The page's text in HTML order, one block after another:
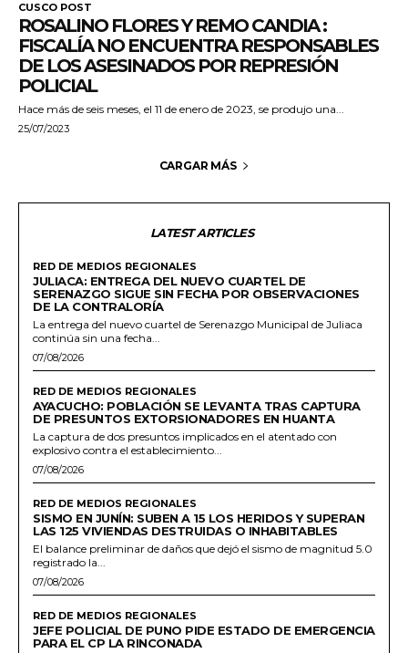
CUSCO POST
ROSALINO FLORES Y REMO CANDIA :
FISCALÍA NO ENCUENTRA RESPONSABLES
DE LOS ASESINADOS POR REPRESIÓN
POLICIAL
Hace más de seis meses, el 11 de enero de 2023, se produjo una...
25/07/2023
CARGAR MÁS
LATEST ARTICLES
RED DE MEDIOS REGIONALES
JULIACA: ENTREGA DEL NUEVO CUARTEL DE
SERENAZGO SIGUE SIN FECHA POR OBSERVACIONES
DE LA CONTRALORÍA
La entrega del nuevo cuartel de Serenazgo Municipal de Juliaca
continúa sin una fecha...
07/08/2026
RED DE MEDIOS REGIONALES
AYACUCHO: POBLACIÓN SE LEVANTA TRAS CAPTURA
DE PRESUNTOS EXTORSIONADORES EN HUANTA
La captura de dos presuntos implicados en el atentado con
explosivo contra el establecimiento...
07/08/2026
RED DE MEDIOS REGIONALES
SISMO EN JUNÍN: SUBEN A 15 LOS HERIDOS Y SUPERAN
LAS 125 VIVIENDAS DESTRUIDAS O INHABITABLES
El balance preliminar de daños que dejó el sismo de magnitud 5.0
registrado la...
07/08/2026
RED DE MEDIOS REGIONALES
JEFE POLICIAL DE PUNO PIDE ESTADO DE EMERGENCIA
PARA EL CP LA RINCONADA